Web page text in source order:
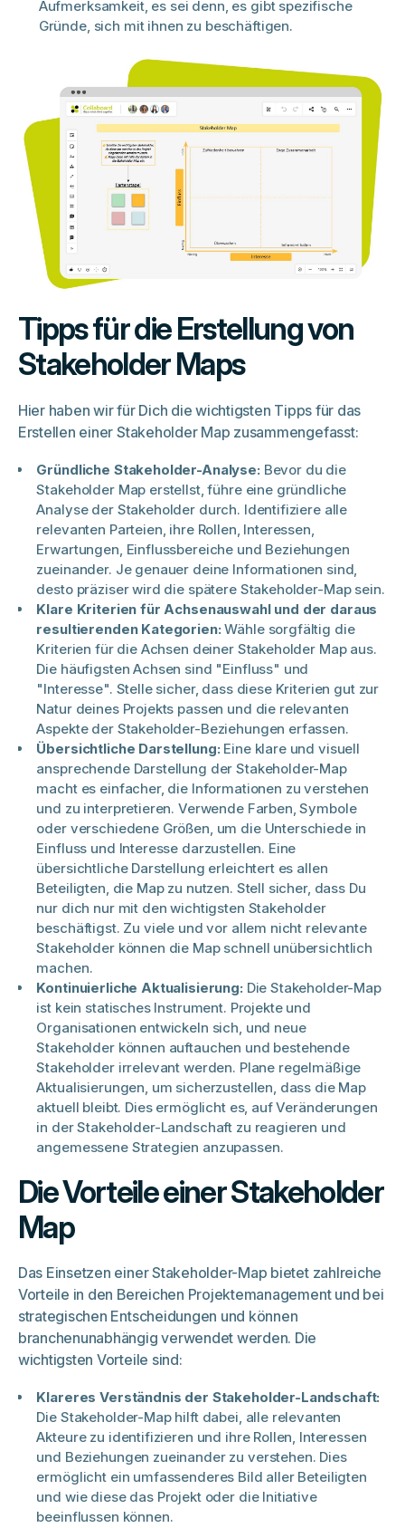
Aufmerksamkeit, es sei denn, es gibt spezifische
Gründe, sich mit ihnen zu beschäftigen.
Tipps für die Erstellung von
Stakeholder Maps
Hier haben wir für Dich die wichtigsten Tipps für das
Erstellen einer Stakeholder Map zusammengefasst:
Gründliche Stakeholder-Analyse: Bevor du die
Stakeholder Map erstellst, führe eine gründliche
Analyse der Stakeholder durch. Identifiziere alle
relevanten Parteien, ihre Rollen, Interessen,
Erwartungen, Einflussbereiche und Beziehungen
zueinander. Je genauer deine Informationen sind,
desto präziser wird die spätere Stakeholder-Map sein.
Klare Kriterien für Achsenauswahl und der daraus
resultierenden Kategorien: Wähle sorgfältig die
Kriterien für die Achsen deiner Stakeholder Map aus.
Die häufigsten Achsen sind "Einfluss" und
"Interesse". Stelle sicher, dass diese Kriterien gut zur
Natur deines Projekts passen und die relevanten
Aspekte der Stakeholder-Beziehungen erfassen.
Übersichtliche Darstellung: Eine klare und visuell
ansprechende Darstellung der Stakeholder-Map
macht es einfacher, die Informationen zu verstehen
und zu interpretieren. Verwende Farben, Symbole
oder verschiedene Größen, um die Unterschiede in
Einfluss und Interesse darzustellen. Eine
übersichtliche Darstellung erleichtert es allen
Beteiligten, die Map zu nutzen. Stell sicher, dass Du
nur dich nur mit den wichtigsten Stakeholder
beschäftigst. Zu viele und vor allem nicht relevante
Stakeholder können die Map schnell unübersichtlich
machen.
Kontinuierliche Aktualisierung: Die Stakeholder-Map
ist kein statisches Instrument. Projekte und
Organisationen entwickeln sich, und neue
Stakeholder können auftauchen und bestehende
Stakeholder irrelevant werden. Plane regelmäßige
Aktualisierungen, um sicherzustellen, dass die Map
aktuell bleibt. Dies ermöglicht es, auf Veränderungen
in der Stakeholder-Landschaft zu reagieren und
angemessene Strategien anzupassen.
Die Vorteile einer Stakeholder
Map
Das Einsetzen einer Stakeholder-Map bietet zahlreiche
Vorteile in den Bereichen Projektemanagement und bei
strategischen Entscheidungen und können
branchenunabhängig verwendet werden. Die
wichtigsten Vorteile sind:
Klareres Verständnis der Stakeholder-Landschaft:
Die Stakeholder-Map hilft dabei, alle relevanten
Akteure zu identifizieren und ihre Rollen, Interessen
und Beziehungen zueinander zu verstehen. Dies
ermöglicht ein umfassenderes Bild aller Beteiligten
und wie diese das Projekt oder die Initiative
beeinflussen können.